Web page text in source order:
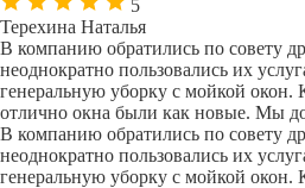
5
Терехина Наталья
В компанию обратились по совету
неоднократно пользовались их
генеральную уборку с мойкой окон.
отлично окна были как новые. Мы
В компанию обратились по совету
неоднократно пользовались их
генеральную уборку с мойкой окон.